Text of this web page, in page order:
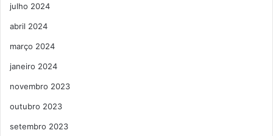
julho 2024
abril 2024
março 2024
janeiro 2024
novembro 2023
outubro 2023
setembro 2023